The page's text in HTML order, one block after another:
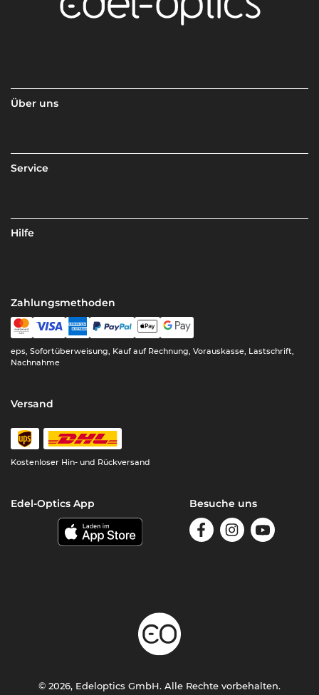
Über uns
Service
Hilfe
Zahlungsmethoden
eps, Sofortüberweisung, Kauf auf Rechnung, Vorauskasse, Lastschrift,
Nachnahme
Versand
Kostenloser Hin- und Rückversand
Edel-Optics App Besuche uns
© 2026, Edeloptics GmbH. Alle Rechte vorbehalten.